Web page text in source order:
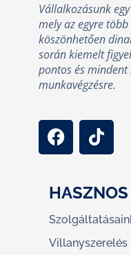
Vállalkozásunk
mely az egyre
köszönhetően
során kiemelt
pontos és
munkavégzésre.
Villanyszerelés